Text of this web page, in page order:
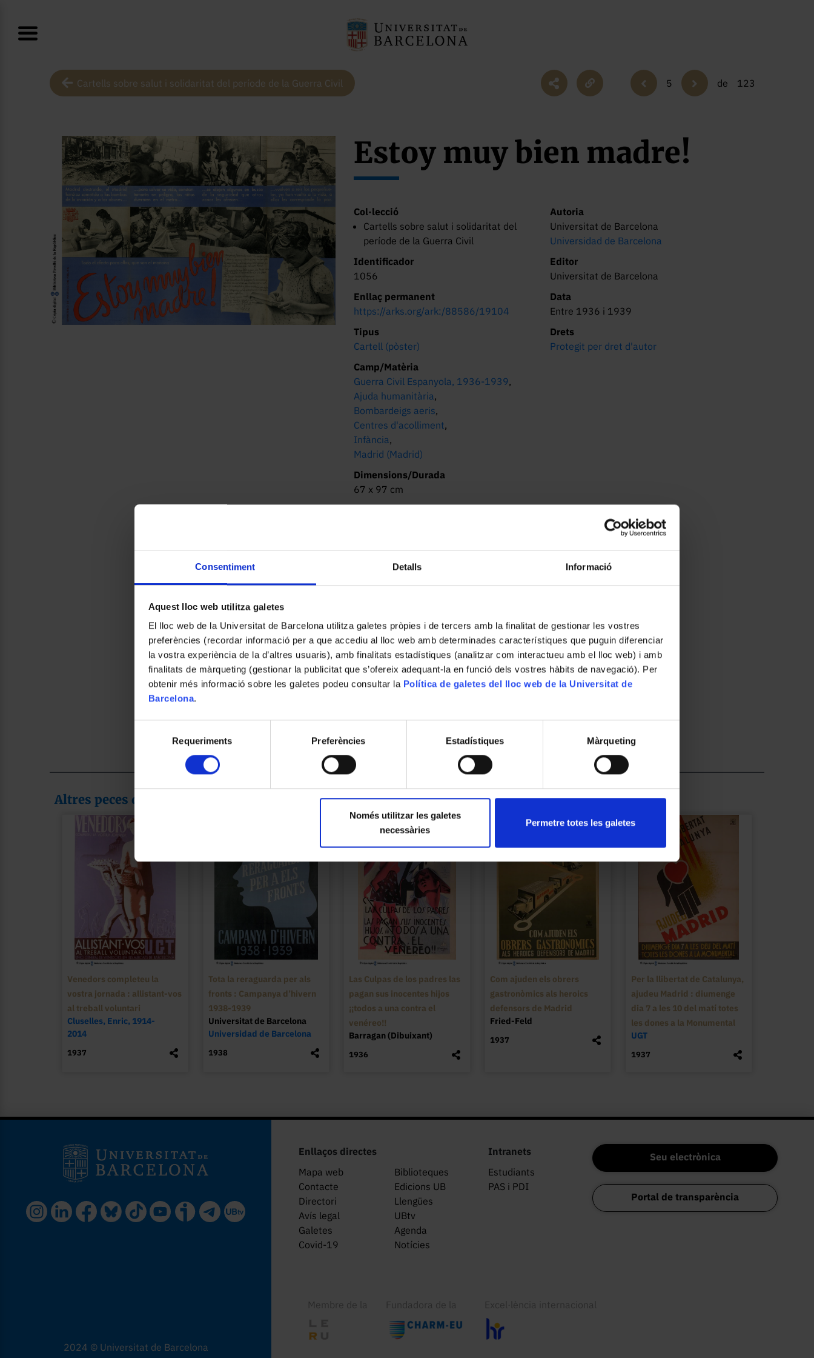
Consentiment Detalls Informació
Aquest lloc web utilitza galetes
El lloc web de la Universitat de Barcelona utilitza galetes pròpies i de tercers amb la finalitat de gestionar les vostres
preferències (recordar informació per a que accediu al lloc web amb determinades característiques que puguin diferenciar
la vostra experiència de la d’altres usuaris), amb finalitats estadístiques (analitzar com interactueu amb el lloc web) i amb
finalitats de màrqueting (gestionar la publicitat que s’ofereix adequant-la en funció dels vostres hàbits de navegació). Per
obtenir més informació sobre les galetes podeu consultar la Política de galetes del lloc web de la Universitat de
Barcelona.
consentiment
Requeriments Preferències Estadístiques Màrqueting
Només utilitzar les galetes
necessàries
Permetre totes les galetes
Cartells sobre salut i solidaritat del període de la Guerra Civil 5 de 123
Estoy muy bien madre!
Col·lecció
Cartells sobre salut i solidaritat del
període de la Guerra Civil
Identificador
1056
Enllaç permanent
https://arks.org/ark:/88586/19104
Tipus
Cartell (pòster)
Camp/Matèria
Guerra Civil Espanyola, 1936-1939,
Ajuda humanitària,
Bombardeigs aeris,
Centres d'acolliment,
Infància,
Madrid (Madrid)
Dimensions/Durada
67 x 97 cm
Ministerio de Instrucción Pública
(Impressor)
Madrid?
Localització actual (centre)
CRAI Biblioteca del Pavelló de la República.
Av. Cardenal Vidal i Barraquer, 34-36
Autoria
Universitat de Barcelona
Universidad de Barcelona
Editor
Universitat de Barcelona
Data
Entre 1936 i 1939
Drets
Protegit per dret d'autor
Altres peces de la col·lecció
Venedors completeu la
vostra jornada : allistant-vos
al treball voluntari
Cluselles, Enric, 1914-
2014
1937
Tota la reraguarda per als
fronts : Campanya d’hivern
1938-1939
Universitat de Barcelona
Universidad de Barcelona
1938
Las Culpas de los padres las
pagan sus inocentes hijos
¡¡todos a una contra el
venéreo!!
Barragan (Dibuixant)
1936
Com ajuden els obrers
gastronòmics als heroics
defensors de Madrid
Fried-Feld
1937
Per la llibertat de Catalunya,
ajudeu Madrid : diumenge
dia 7 a les 10 del matí totes
les dones a la Monumental
UGT
1937
Enllaços directes
Mapa web
Biblioteques
Contacte
Edicions UB
Directori
Llengües
Avís legal
UBtv
Galetes
Agenda
Covid-19
Notícies
Intranets
Estudiants
PAS i PDI
Seu electrònica
Portal de transparència
Membre de la Fundadora de la Excel·lència internacional
2024 © Universitat de Barcelona